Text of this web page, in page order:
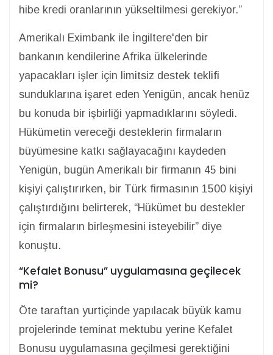
hibe kredi oranlarının yükseltilmesi gerekiyor.”
Amerikalı Eximbank ile İngiltere'den bir
bankanın kendilerine Afrika ülkelerinde
yapacakları işler için limitsiz destek teklifi
sunduklarına işaret eden Yenigün, ancak henüz
bu konuda bir işbirliği yapmadıklarını söyledi.
Hükümetin vereceği desteklerin firmaların
büyümesine katkı sağlayacağını kaydeden
Yenigün, bugün Amerikalı bir firmanın 45 bini
kişiyi çalıştırırken, bir Türk firmasının 1500 kişiyi
çalıştırdığını belirterek, “Hükümet bu destekler
için firmaların birleşmesini isteyebilir” diye
konuştu.
“Kefalet Bonusu” uygulamasına geçilecek
mi?
Öte taraftan yurtiçinde yapılacak büyük kamu
projelerinde teminat mektubu yerine Kefalet
Bonusu uygulamasına geçilmesi gerektiğini